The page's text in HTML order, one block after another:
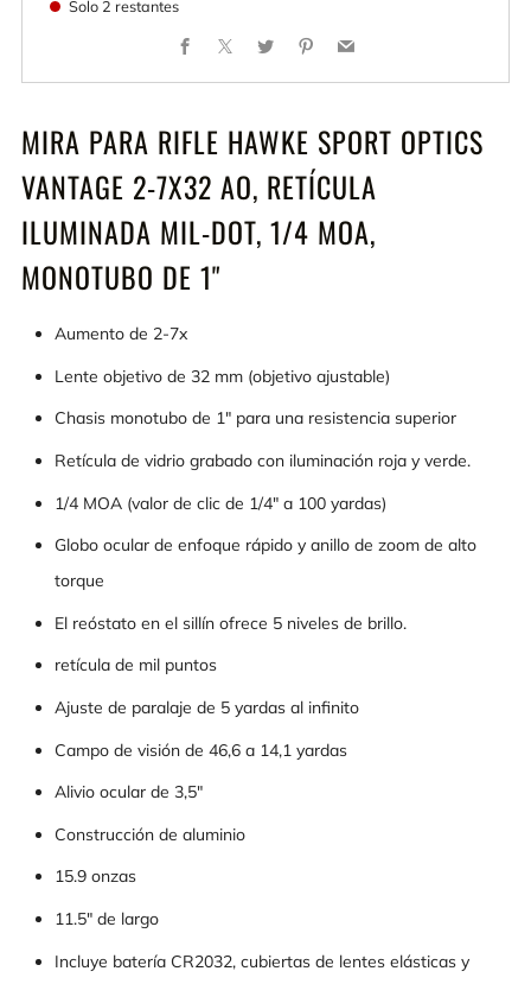
Solo 2 restantes
Facebook Twitter Pinterest
Email
MIRA PARA RIFLE HAWKE SPORT OPTICS
VANTAGE 2-7X32 AO, RETÍCULA
ILUMINADA MIL-DOT, 1/4 MOA,
MONOTUBO DE 1"
Aumento de 2-7x
Lente objetivo de 32 mm (objetivo ajustable)
Chasis monotubo de 1" para una resistencia superior
Retícula de vidrio grabado con iluminación roja y verde.
1/4 MOA (valor de clic de 1/4" a 100 yardas)
Globo ocular de enfoque rápido y anillo de zoom de alto
torque
El reóstato en el sillín ofrece 5 niveles de brillo.
retícula de mil puntos
Ajuste de paralaje de 5 yardas al infinito
Campo de visión de 46,6 a 14,1 yardas
Alivio ocular de 3,5"
Construcción de aluminio
15.9 onzas
11.5" de largo
Incluye batería CR2032, cubiertas de lentes elásticas y